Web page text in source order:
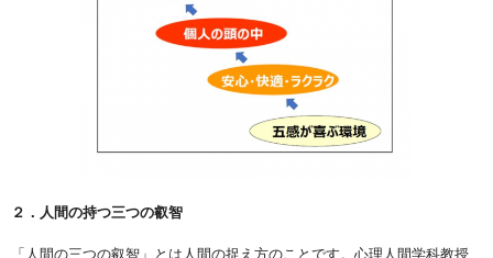
２．人間の持つ三つの叡智
「人間の三つの叡智」とは人間の捉え方のことです。心理人間学科教授